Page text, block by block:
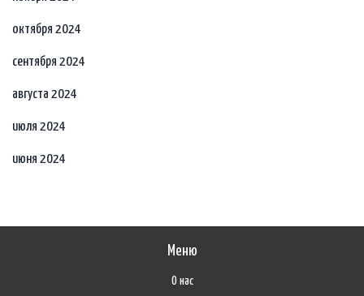
октября 2024
сентября 2024
августа 2024
июля 2024
июня 2024
Меню
О нас